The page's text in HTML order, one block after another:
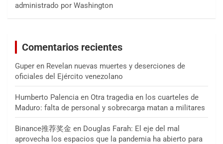
administrado por Washington
Comentarios recientes
Guper en Revelan nuevas muertes y deserciones de
oficiales del Ejército venezolano
Humberto Palencia en Otra tragedia en los cuarteles de
Maduro: falta de personal y sobrecarga matan a militares
Binance推荐奖金 en Douglas Farah: El eje del mal
aprovecha los espacios que la pandemia ha abierto para